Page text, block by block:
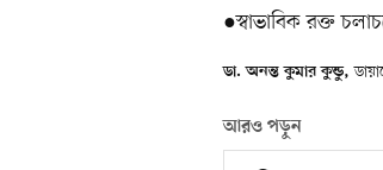
●স্বাভাবিক রক্ত
ডা. অনন্ত কুমার কুন্ডু,
আরও পড়ুন